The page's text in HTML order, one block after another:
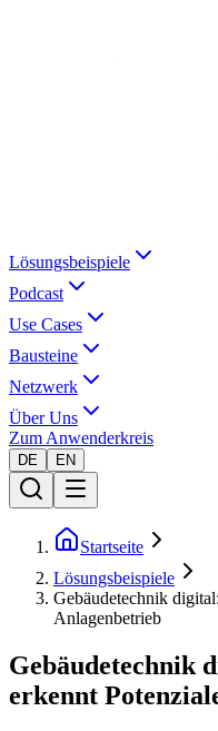
Lösungsbeispiele
Podcast
Use Cases
Bausteine
Netzwerk
Über Uns
Zum Anwenderkreis
DE EN
Startseite
Lösungsbeispiele
Gebäudetechnik
Anlagenbetrieb
Gebäudetechnik
erkennt